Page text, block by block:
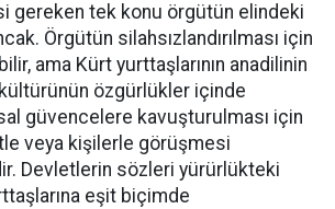
gereken tek konu örgütün elindeki
Örgütün silahsızlandırılması için
ama Kürt yurttaşlarının anadilinin
özgürlükler içinde
güvencelere kavuşturulması için
veya kişilerle görüşmesi
Devletlerin sözleri yürürlükteki
eşit biçimde